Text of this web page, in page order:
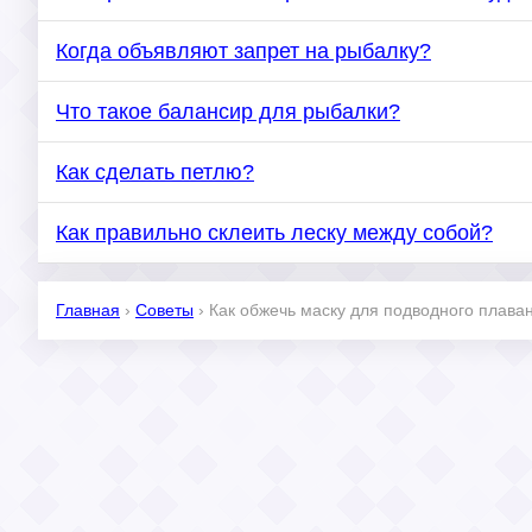
Когда объявляют запрет на рыбалку?
Что такое балансир для рыбалки?
Как сделать петлю?
Как правильно склеить леску между собой?
Главная › Советы › Как обжечь маску для подводного